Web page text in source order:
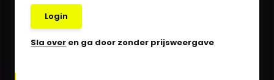
Login
Sla over en ga door zonder prijsweergave
030-6332929
verkoop@vanbieren.nl